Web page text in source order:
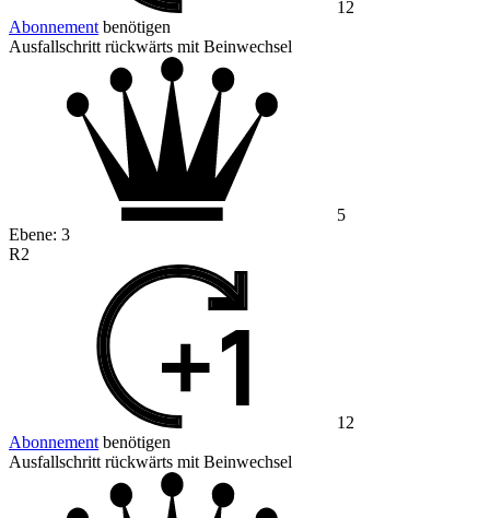
12
Abonnement benötigen
Ausfallschritt rückwärts mit Beinwechsel
5
Ebene: 3
R2
12
Abonnement benötigen
Ausfallschritt rückwärts mit Beinwechsel